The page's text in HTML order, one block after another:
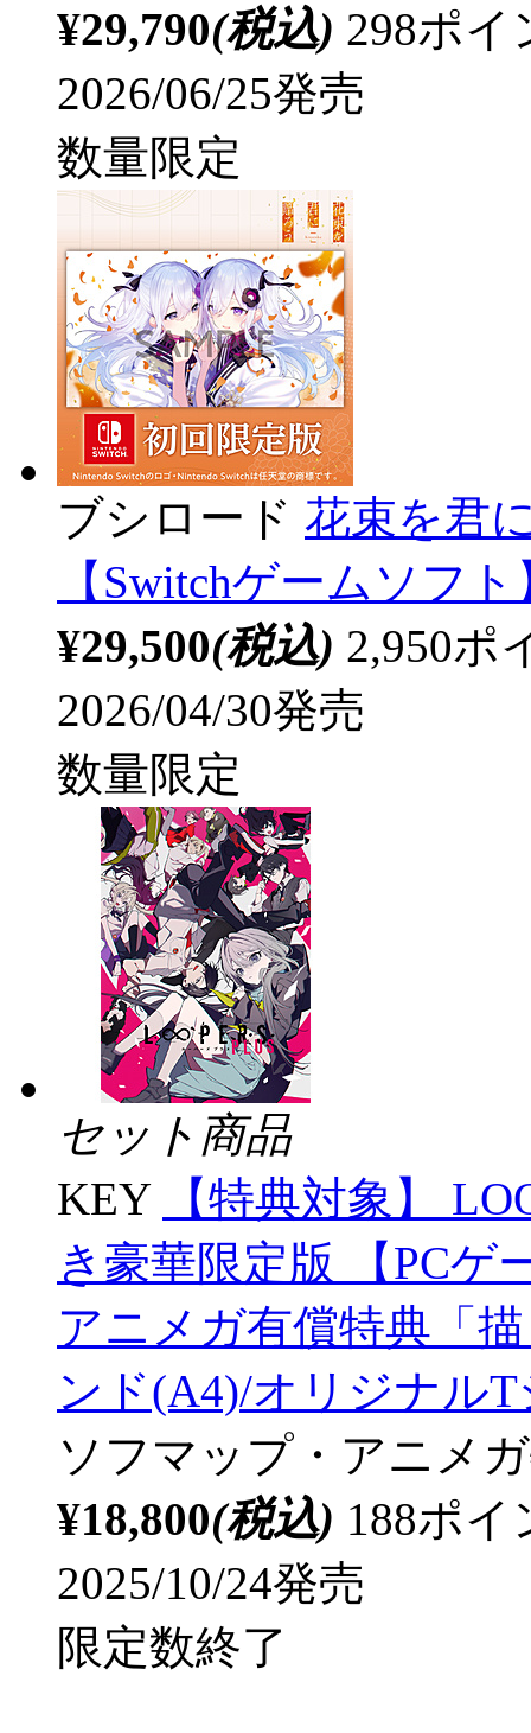
¥29,790(税込) 298ポ
2026/06/25発売
数量限定
ブシロード 花束を君
【Switchゲームソフト
¥29,500(税込) 2,950ポ
2026/04/30発売
数量限定
セット商品
KEY
【特典対象】
き豪華限定版 【PC
アニメガ有償特典「
ンド(A4)/オリジナル
ソフマップ・アニメ
¥18,800(税込) 188ポ
2025/10/24発売
限定数終了